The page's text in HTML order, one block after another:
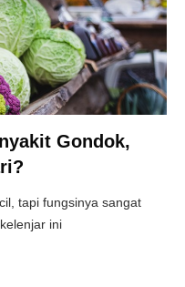
Gondok,
tapi fungsinya sangat
ini